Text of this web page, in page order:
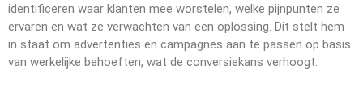
identificeren waar klanten mee worstelen, welke pijnpunten ze
ervaren en wat ze verwachten van een oplossing. Dit stelt hem
in staat om advertenties en campagnes aan te passen op basis
van werkelijke behoeften, wat de conversiekans verhoogt.